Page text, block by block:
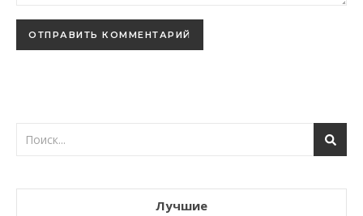
Лучшие